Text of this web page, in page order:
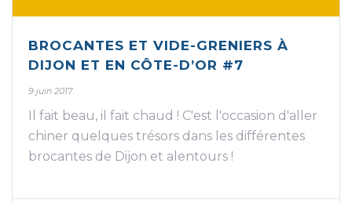
BROCANTES ET VIDE-GRENIERS À
DIJON ET EN CÔTE-D’OR #7
9 juin 2017
Il fait beau, il fait chaud ! C'est l'occasion d'aller
chiner quelques trésors dans les différentes
brocantes de Dijon et alentours !